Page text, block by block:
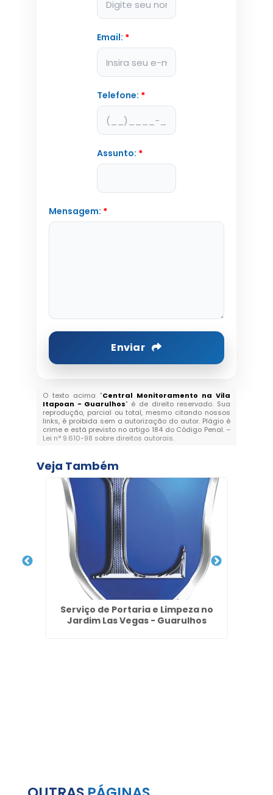
Email: *
Telefone: *
Assunto: *
Mensagem: *
Enviar
O texto acima "Central Monitoramento na Vila
Itapoan - Guarulhos" é de direito reservado. Sua
reprodução, parcial ou total, mesmo citando nossos
links, é proibida sem a autorização do autor. Plágio é
crime e está previsto no artigo 184 do Código Penal. –
Lei n° 9.610-98 sobre direitos autorais.
Veja Também
Serviço de Portaria e Limpeza no
Jardim Las Vegas - Guarulhos